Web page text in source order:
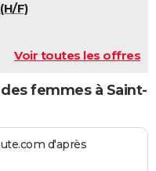
F)
Voir toutes les offres
femmes à Saint-
d'après